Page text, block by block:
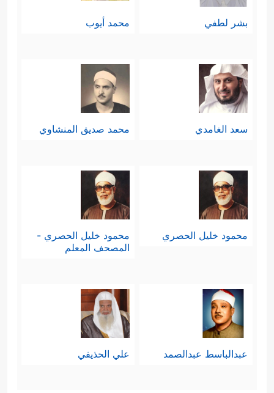
بشر لطفي محمد أيوب
سعد الغامدي محمد صديق المنشاوي
محمود خليل الحصري
محمود خليل الحصري -
المصحف المعلم
عبدالباسط عبدالصمد علي الحذيفي